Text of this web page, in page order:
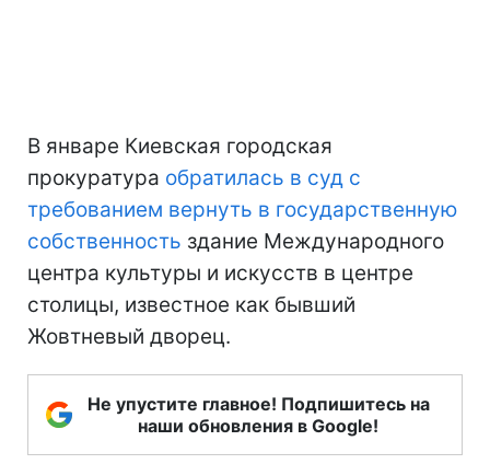
В январе Киевская городская
прокуратура обратилась в суд с
требованием вернуть в государственную
собственность здание Международного
центра культуры и искусств в центре
столицы, известное как бывший
Жовтневый дворец.
Не упустите главное! Подпишитесь на
наши обновления в Google!